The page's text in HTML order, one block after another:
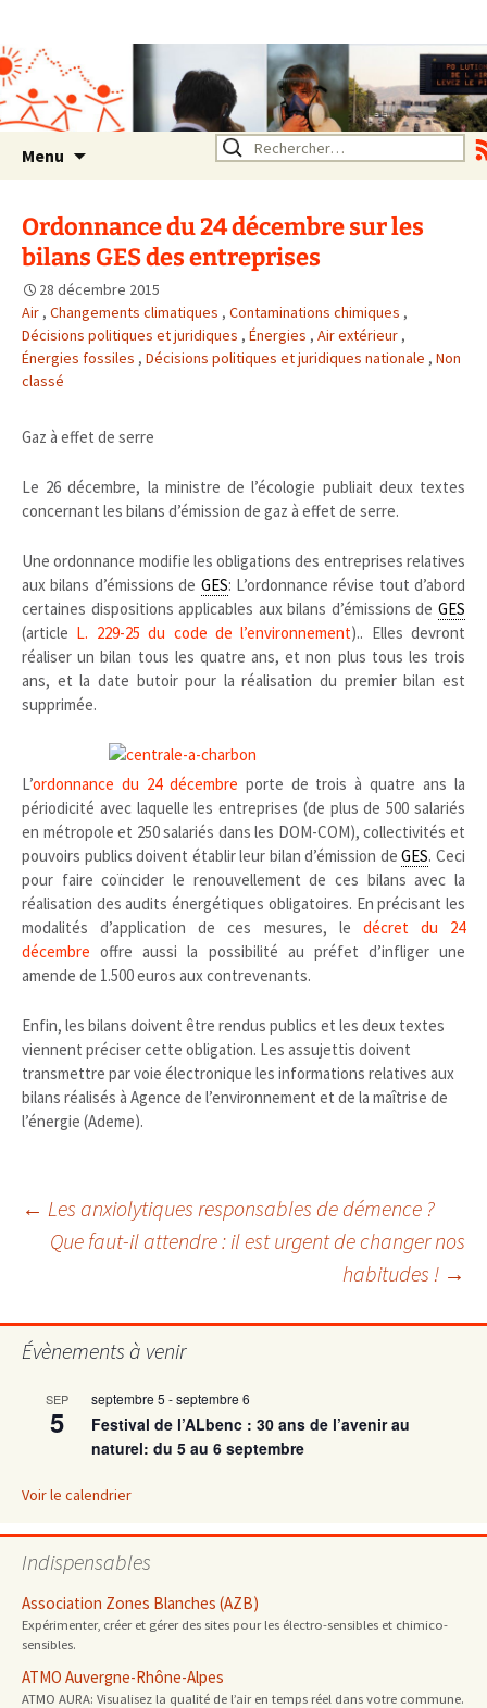
Rhône Alpes
Un environnement sain pour
la santé de tous
Menu Rechercher :
Ordonnance du 24 décembre sur les
bilans GES des entreprises
28 décembre 2015
Air , Changements climatiques , Contaminations chimiques ,
Décisions politiques et juridiques , Énergies , Air extérieur ,
Énergies fossiles , Décisions politiques et juridiques nationale , Non
classé
Gaz à effet de serre
Le 26 décembre, la ministre de l’écologie publiait deux textes
concernant les bilans d’émission de gaz à effet de serre.
Une ordonnance modifie les obligations des entreprises relatives
aux bilans d’émissions de GES: L’ordonnance révise tout d’abord
certaines dispositions applicables aux bilans d’émissions de GES
(article L. 229-25 du code de l’environnement).. Elles devront
réaliser un bilan tous les quatre ans, et non plus tous les trois
ans, et la date butoir pour la réalisation du premier bilan est
supprimée.
L’ordonnance du 24 décembre porte de trois à quatre ans la
périodicité avec laquelle les entreprises (de plus de 500 salariés
en métropole et 250 salariés dans les DOM-COM), collectivités et
pouvoirs publics doivent établir leur bilan d’émission deGES. Ceci
pour faire coïncider le renouvellement de ces bilans avec la
réalisation des audits énergétiques obligatoires. En précisant les
modalités d’application de ces mesures, le décret du 24
décembre offre aussi la possibilité au préfet d’infliger une
amende de 1.500 euros aux contrevenants.
Enfin, les bilans doivent être rendus publics et les deux textes
viennent préciser cette obligation. Les assujettis doivent
transmettre par voie électronique les informations relatives aux
bilans réalisés à Agence de l’environnement et de la maîtrise de
l’énergie (Ademe).
Navigation
articles
← Les anxiolytiques responsables de démence ?
Que faut-il attendre : il est urgent de changer nos
habitudes ! →
Évènements à venir
SEP
5
septembre 5 -septembre 6
Festival de l’ALbenc : 30 ans de l’avenir au
naturel: du 5 au 6 septembre
Voir le calendrier
Indispensables
Association Zones Blanches (AZB)
Expérimenter, créer et gérer des sites pour les électro-sensibles et chimico-
sensibles.
ATMO Auvergne-Rhône-Alpes
ATMO AURA: Visualisez la qualité de l’air en temps réel dans votre commune.